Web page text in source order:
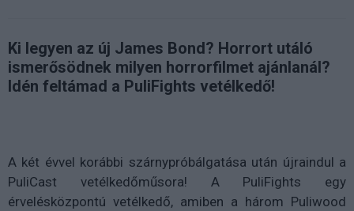
Ki legyen az új James Bond? Horrort utáló
ismerősödnek milyen horrorfilmet ajánlanál?
Idén feltámad a PuliFights vetélkedő!
A két évvel korábbi szárnypróbálgatása után újraindul a
PuliCast vetélkedőműsora! A PuliFights egy
érvelésközpontú vetélkedő, amiben a három Puliwood